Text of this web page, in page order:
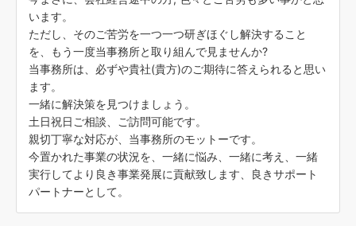
います。
ただし、そのご苦労を一つ一つ研ぎほぐし解決すること
を、もう一度当事務所と取り組んで見ませんか?
当事務所は、必ずや貴社(貴方)のご期待に答えられると思い
ます。
一緒に解決策を見つけましょう。
土日祝日ご相談、ご訪問可能です。
親切丁寧な対応が、当事務所のモットーです。
今置かれた事業の状況を、一緒に悩み、一緒に考え、一緒
実行してより良き事業発展に貢献致します、良きサポート
パートナーとして。